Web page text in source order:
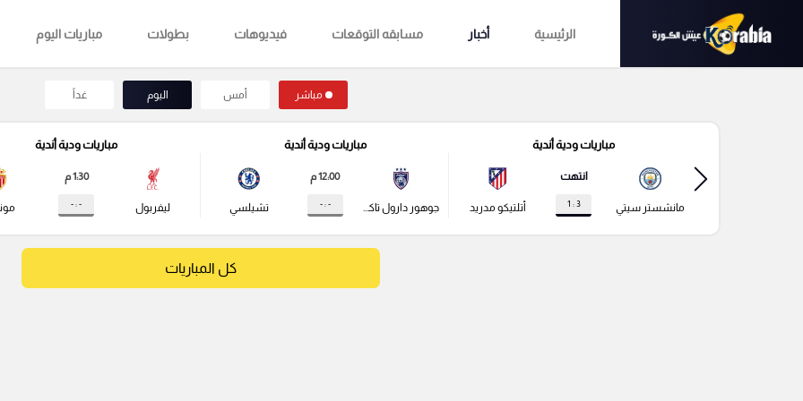
الرئيسية أخبار مسابقه التوقعات فيديوهات بطولات مباريات اليوم
مباشر أمس اليوم غداً
مباريات ودية أندية
مانشستر سيتي
انتهت
3 : 1 أتلتيكو مدريد
مباريات ودية أندية
جوهور دارول تاكزيم
12:00 م
- : - تشيلسي
مباريات ودية أندية
ليفربول
1:30 م
- : -
كل المباريات